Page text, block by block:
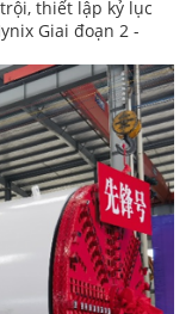
thiết lập kỷ lục
Giai đoạn 2 -